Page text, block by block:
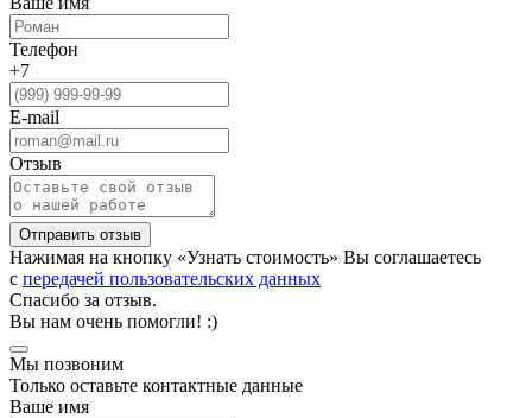
Телефон
+7
E-mail
Отзыв
Нажимая на кнопку «Узнать стоимость» Вы соглашаетесь
с передачей пользовательских данных
Спасибо за отзыв.
Вы нам очень помогли! :)
Мы позвоним
Только оставьте контактные данные
Ваше имя